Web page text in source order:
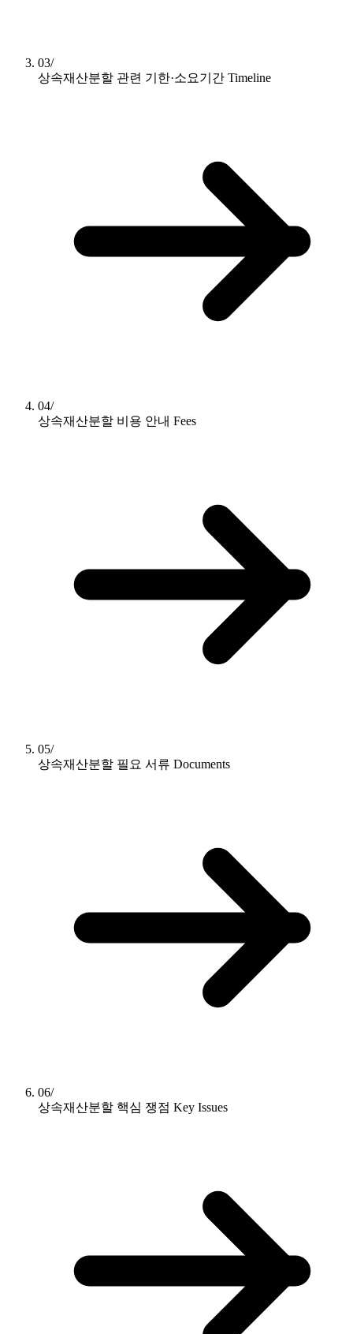
03/
상속재산분할 관련 기한·소요기간 Timeline
04/
상속재산분할 비용 안내 Fees
05/
상속재산분할 필요 서류 Documents
06/
상속재산분할 핵심 쟁점 Key Issues